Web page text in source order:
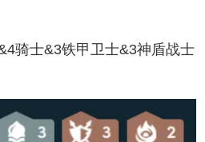
骑士&3铁甲卫士&3神盾战士